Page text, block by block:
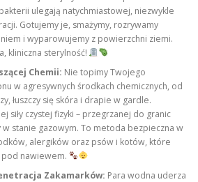
ulegają natychmiastowej, niezwykle
Gotujemy je, smażymy, rozrywamy
i wyparowujemy z powierzchni ziemi.
kliniczna sterylność!
Chemii: Nie topimy Twojego
w agresywnych środkach chemicznych, od
łuszczy się skóra i drapie w gardle.
siły czystej fizyki – przegrzanej do granic
stanie gazowym. To metoda bezpieczna w
alergików oraz psów i kotów, które
nawiewem.
Zakamarków: Para wodna uderza